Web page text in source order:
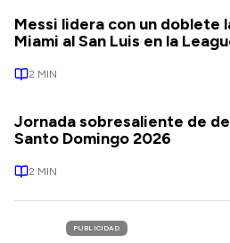
Messi lidera con un doblete
Miami al San Luis en la
2 MIN
Jornada sobresaliente de
Santo Domingo 2026
2 MIN
PUBLICIDAD